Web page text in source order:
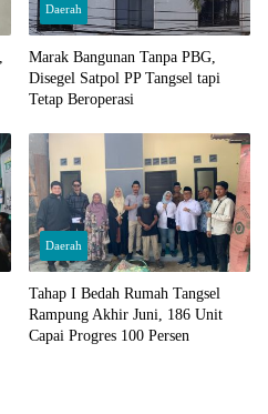
Daerah
Marak Bangunan Tanpa PBG,
Disegel Satpol PP Tangsel tapi
Tetap Beroperasi
Daerah
Tahap I Bedah Rumah Tangsel
Rampung Akhir Juni, 186 Unit
Capai Progres 100 Persen